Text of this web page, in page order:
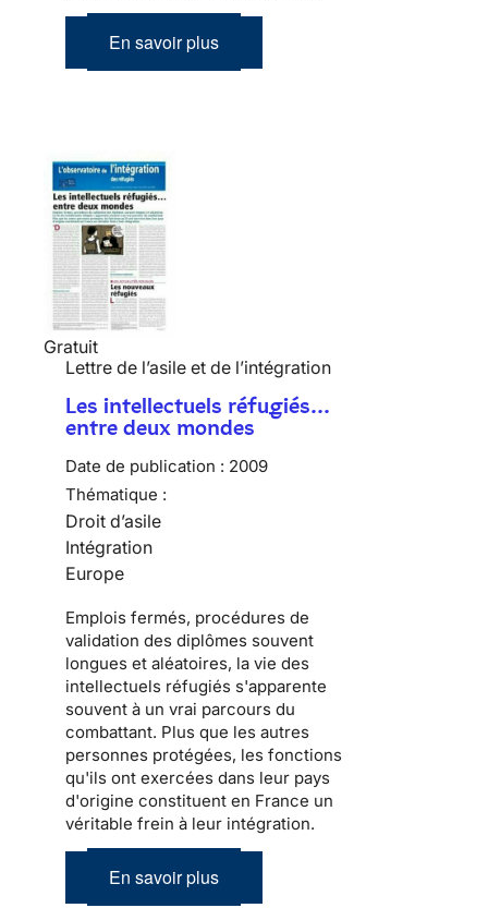
En savoir plus
Gratuit
Lettre de l’asile et de l’intégration
Les intellectuels réfugiés…
entre deux mondes
Date de publication : 2009
Thématique :
Droit d’asile
Intégration
Europe
Emplois fermés, procédures de
validation des diplômes souvent
longues et aléatoires, la vie des
intellectuels réfugiés s'apparente
souvent à un vrai parcours du
combattant. Plus que les autres
personnes protégées, les fonctions
qu'ils ont exercées dans leur pays
d'origine constituent en France un
véritable frein à leur intégration.
En savoir plus